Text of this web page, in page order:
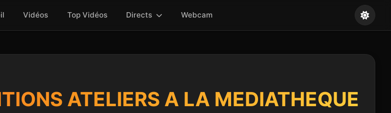
Vidéos Top Vidéos Directs Webcam
ATELIERS A LA MEDIATHEQUE